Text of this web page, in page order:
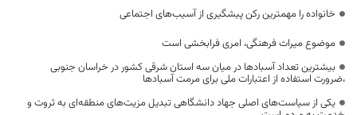
خانواده را مهمترین رکن پیشگیری از آسیب‌های اجتماعی
موضوع میراث فرهنگی، امری فرابخشی است
بیشترین تعداد آسبادها در میان سه استان شرقی کشور در خراسان جنوبی
،ضرورت استفاده از اعتبارات ملی برای مرمت آسبادها
یکی از سیاست‌های اصلی جهاد دانشگاهی تبدیل مزیت‌های منطقه‌ای به ثروت و